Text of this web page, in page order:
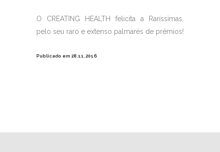
O CREATING HEALTH felicita a Raríssimas,
pelo seu raro e extenso palmarés de prémios!
Publicado em 28.11.2016